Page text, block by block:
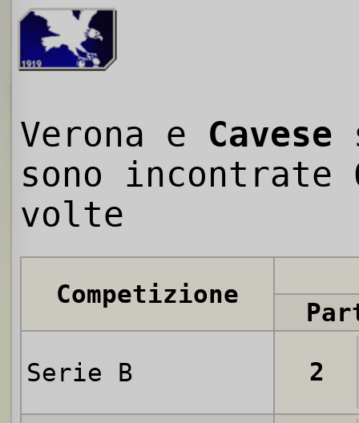
Verona e Cavese
sono incontrate
volte
Competizione
Serie B 2